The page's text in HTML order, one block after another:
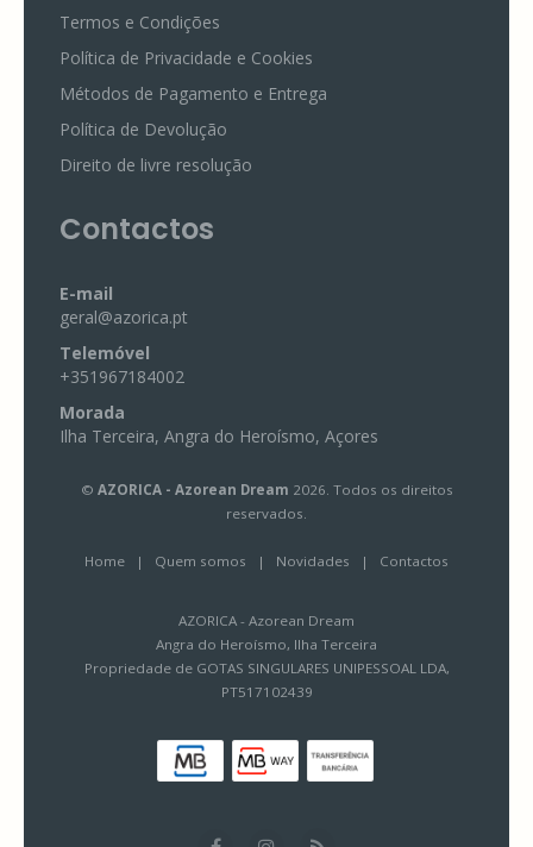
Termos e Condições
Política de Privacidade e Cookies
Métodos de Pagamento e Entrega
Política de Devolução
Direito de livre resolução
Contactos
E-mail
geral@azorica.pt
Telemóvel
+351967184002
Morada
Ilha Terceira, Angra do Heroísmo, Açores
© AZORICA - Azorean Dream 2026. Todos os direitos
reservados.
Home | Quem somos | Novidades | Contactos
AZORICA - Azorean Dream
Angra do Heroísmo, Ilha Terceira
Propriedade de GOTAS SINGULARES UNIPESSOAL LDA,
PT517102439